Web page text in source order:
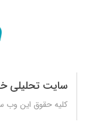
سایت تحلیلی
کلیه حقوق این وب